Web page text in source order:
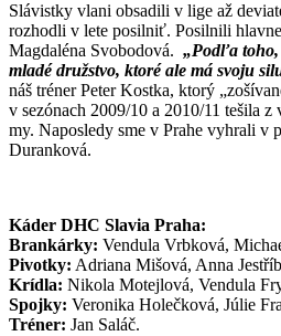
Slávistky vlani obsadili v lige až
rozhodli v lete posilniť. Posilnili
Magdaléna Svobodová. „Podľa toho,
mladé družstvo, ktoré ale má svoju
náš tréner Peter Kostka, ktorý
v sezónach 2009/10 a 2010/11 tešila
my. Naposledy sme v Prahe vyhrali v
Duranková.
Káder DHC Slavia Praha:
Brankárky: Vendula Vrbková,
Pivotky: Adriana Mišová, Anna
Krídla: Nikola Motejlová, Vendula
Spojky: Veronika Holečková, Júlie
Tréner: Jan Saláč.